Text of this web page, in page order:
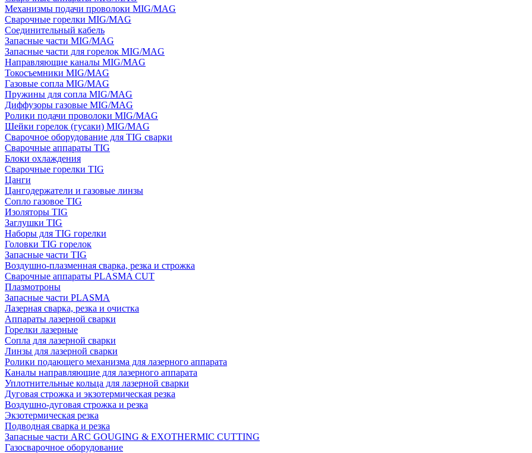
Механизмы подачи проволоки MIG/MAG
Сварочные горелки MIG/MAG
Соединительный кабель
Запасные части MIG/MAG
Запасные части для горелок MIG/MAG
Направляющие каналы MIG/MAG
Токосъемники MIG/MAG
Газовые сопла MIG/MAG
Пружины для сопла MIG/MAG
Диффузоры газовые MIG/MAG
Ролики подачи проволоки MIG/MAG
Шейки горелок (гусаки) MIG/MAG
Сварочное оборудование для TIG сварки
Сварочные аппараты TIG
Блоки охлаждения
Сварочные горелки TIG
Цанги
Цангодержатели и газовые линзы
Сопло газовое TIG
Изоляторы TIG
Заглушки TIG
Наборы для TIG горелки
Головки TIG горелок
Запасные части TIG
Воздушно-плазменная сварка, резка и строжка
Сварочные аппараты PLASMA CUT
Плазмотроны
Запасные части PLASMA
Лазерная сварка, резка и очистка
Аппараты лазерной сварки
Горелки лазерные
Сопла для лазерной сварки
Линзы для лазерной сварки
Ролики подающего механизма для лазерного аппарата
Каналы направляющие для лазерного аппарата
Уплотнительные кольца для лазерной сварки
Дуговая строжка и экзотермическая резка
Воздушно-дуговая строжка и резка
Экзотермическая резка
Подводная сварка и резка
Запасные части ARC GOUGING & EXOTHERMIC CUTTING
Газосварочное оборудование